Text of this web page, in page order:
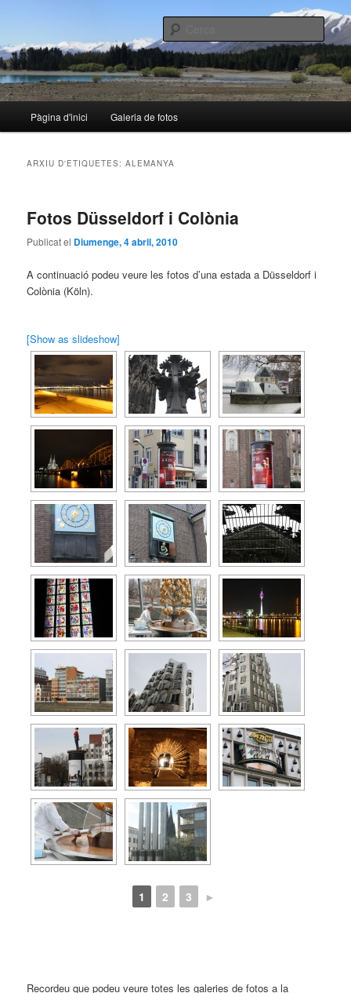
contingut
principal
contingut
secundarinalo.cat
Cerca
principal
Pàgina d'inici Galeria de fotos
ARXIU D'ETIQUETES:ALEMANYA
Fotos Düsseldorf i Colònia
Publicat el Diumenge, 4 abril, 2010
A continuació podeu veure les fotos d’una estada a Düsseldorf i
Colònia (Köln).
[Show as slideshow]
1 2 3 ►
Recordeu que podeu veure totes les galeries de fotos a la